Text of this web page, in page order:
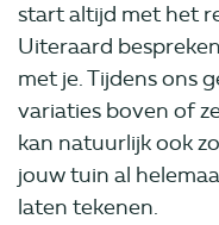
start altijd met het
Uiteraard
met je. Tijdens ons
variaties boven of
kan natuurlijk ook
jouw tuin al
laten tekenen.